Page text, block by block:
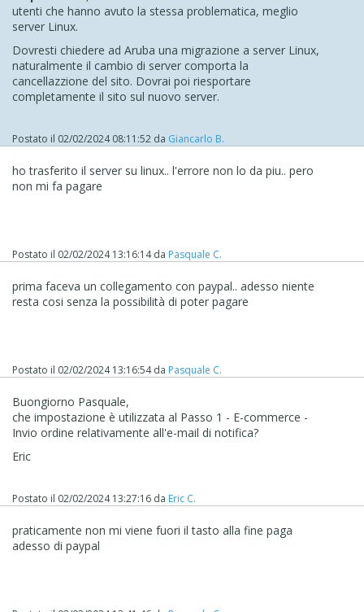
utenti che hanno avuto la stessa problematica, meglio
server Linux.
Dovresti chiedere ad Aruba una migrazione a server Linux,
naturalmente il cambio di server comporta la
cancellazzione del sito. Dovrai poi riesportare
completamente il sito sul nuovo server.
Postato il 02/02/2024 08:11:52 da Giancarlo B.
ho trasferito il server su linux.. l'errore non lo da piu.. pero
non mi fa pagare
Postato il 02/02/2024 13:16:14da Pasquale C.
prima faceva un collegamento con paypal.. adesso niente
resta cosi senza la possibilità di poter pagare
Postato il 02/02/2024 13:16:54da Pasquale C.
Buongiorno Pasquale,
che impostazione è utilizzata al Passo 1 - E-commerce -
Invio ordine relativamente all'e-mail di notifica?
Eric
Postato il 02/02/2024 13:27:16 da Eric C.
praticamente non mi viene fuori il tasto alla fine paga
adesso di paypal